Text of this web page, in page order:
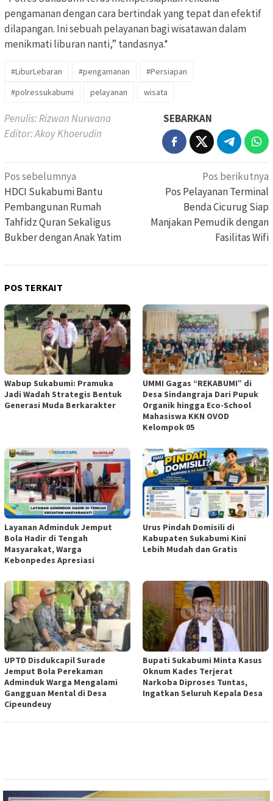
pengamanan dengan cara bertindak yang tepat dan efektif
dilapangan. Ini sebuah pelayanan bagi wisatawan dalam
menikmati liburan nanti,” tandasnya.*
#LiburLebaran #pengamanan
#Persiapan
#polressukabumi
pelayanan wisata
Penulis: Rizwan Nurwana
Editor: Akoy Khoerudin
SEBARKAN
Navigasi
pos
Pos sebelumnya
HDCI Sukabumi Bantu
Pembangunan Rumah
Tahfidz Quran Sekaligus
Bukber dengan Anak Yatim
Pos berikutnya
Pos Pelayanan Terminal
Benda Cicurug Siap
Manjakan Pemudik dengan
Fasilitas Wifi
POS TERKAIT
Wabup Sukabumi: Pramuka
Jadi Wadah Strategis Bentuk
Generasi Muda Berkarakter
UMMI Gagas “REKABUMI” di
Desa Sindangraja Dari Pupuk
Organik hingga Eco-School
Mahasiswa KKN OVOD
Kelompok 05
Layanan Adminduk Jemput
Bola Hadir di Tengah
Masyarakat, Warga
Kebonpedes Apresiasi
Urus Pindah Domisili di
Kabupaten Sukabumi Kini
Lebih Mudah dan Gratis
UPTD Disdukcapil Surade
Jemput Bola Perekaman
Adminduk Warga Mengalami
Gangguan Mental di Desa
Cipeundeuy
Bupati Sukabumi Minta Kasus
Oknum Kades Terjerat
Narkoba Diproses Tuntas,
Ingatkan Seluruh Kepala Desa